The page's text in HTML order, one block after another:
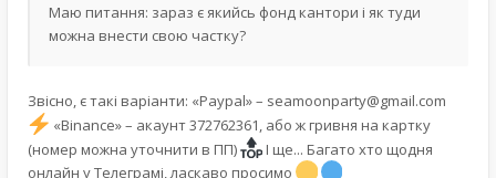
Маю питання: зараз є якийсь фонд кантори і як туди
можна внести свою частку?
Звісно, є такі варіанти: «Paypal» – seamoonparty@gmail.com
«Binance» – акаунт 372762361, або ж гривня на картку
(номер можна уточнити в ПП)
І ще... Багато хто щодня
онлайн у Телеграмі, ласкаво просимо